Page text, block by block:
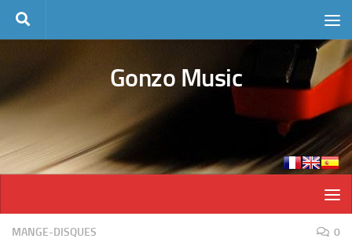
Skip to content
Gonzo Music
MANGE-DISQUES 0